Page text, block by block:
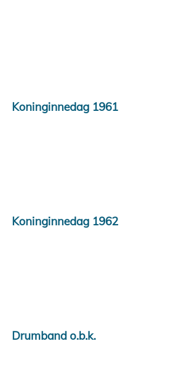
Koninginnedag 1961
Koninginnedag 1962
Drumband o.b.k.